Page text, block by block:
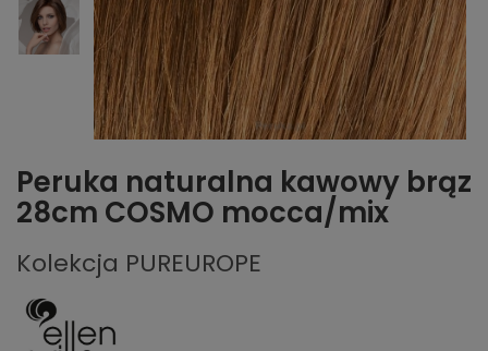
Peruka naturalna kawowy brąz
28cm COSMO mocca/mix
Kolekcja PUREUROPE